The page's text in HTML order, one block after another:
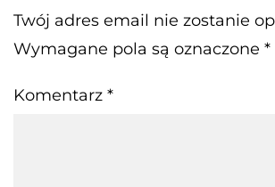
Twój adres email nie zostanie
Wymagane pola są oznaczone *
Komentarz *